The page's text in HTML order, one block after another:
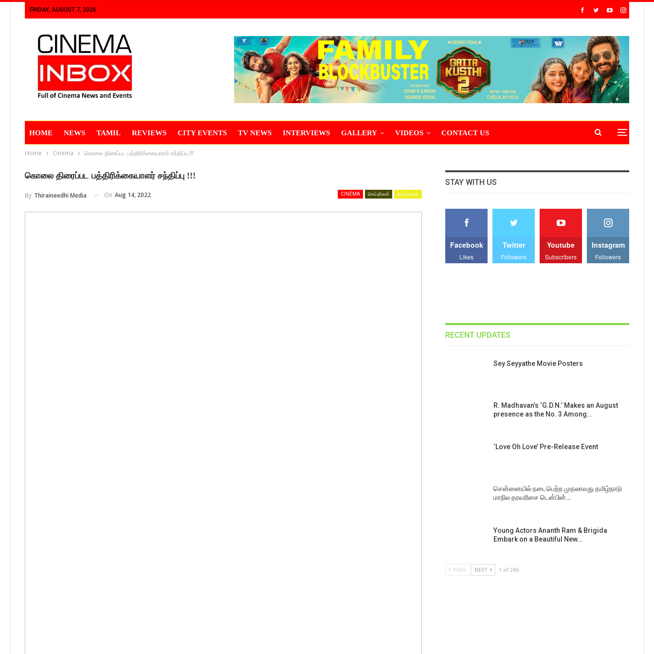
FRIDAY, AUGUST 7, 2026
HOME NEWS TAMIL REVIEWS CITY EVENTS TV NEWS INTERVIEWS GALLERY VIDEOS CONTACT US
Home Cinema கொலை திரைப்பட பத்திரிக்கையாளர் சந்திப்பு !!!
கொலை திரைப்பட பத்திரிக்கையாளர் சந்திப்பு !!!
CINEMA செய்திகள் நிகழ்வுகள்
By Thiraineedhi Media On Aug 14, 2022
STAY WITH US
Facebook
Likes
Twitter
Followers
Youtube
Subscribers
Instagram
Followers
RECENT UPDATES
Sey Seyyathe Movie Posters
R. Madhavan’s ‘G.D.N.’ Makes an August
presence as the No. 3 Among…
‘Love Oh Love’ Pre-Release Event
சென்னையில் நடைபெற்ற முதலாவது தமிழ்நாடு
மாநில தரவரிசை டென்பின்…
Young Actors Ananth Ram & Brigida
Embark on a Beautiful New…
PREV NEXT 1 of 245